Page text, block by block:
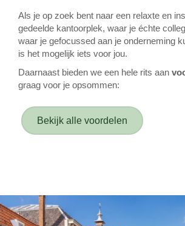
Als je op zoek bent naar een relaxte en
gedeelde kantoorplek, waar je échte
waar je gefocussed aan je onderneming
is het mogelijk iets voor jou.
Daarnaast bieden we een hele rits aan
graag voor je opsommen:
Bekijk alle voordelen